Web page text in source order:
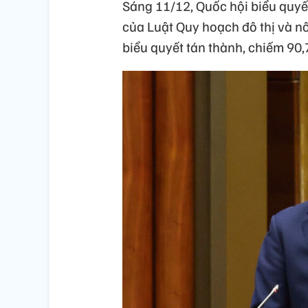
Sáng 11/12, Quốc hội biểu
của Luật Quy hoạch đô thị và
biểu quyết tán thành, chiếm